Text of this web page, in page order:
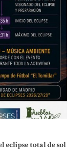
eclipse total de sol